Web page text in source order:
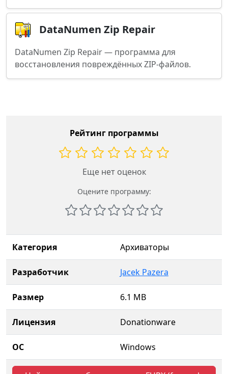
DataNumen Zip Repair
DataNumen Zip Repair — программа для
восстановления повреждённых ZIP-файлов.
Рейтинг программы
Еще нет оценок
Оцените программу:
Категория Архиваторы
Разработчик Jacek Pazera
Размер 6.1 MB
Лицензия Donationware
ОС Windows